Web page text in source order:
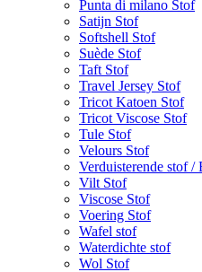
Punta di milano Stof
Satijn Stof
Softshell Stof
Suède Stof
Taft Stof
Travel Jersey Stof
Tricot Katoen Stof
Tricot Viscose Stof
Tule Stof
Velours Stof
Verduisterende stof
Vilt Stof
Viscose Stof
Voering Stof
Wafel stof
Waterdichte stof
Wol Stof